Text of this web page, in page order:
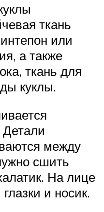
ткань
или
а также
ткань для
куклы.
между
сшить
На лице
и носик.